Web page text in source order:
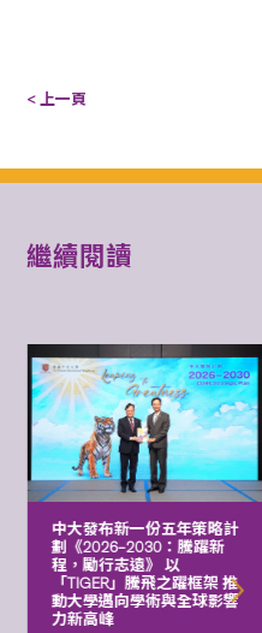
< 上一頁
繼續閱讀
中大發布新一份五年策略計
劃《2026‒2030：騰躍新
程，勵行志遠》 以
「TIGER」騰飛之躍框架 推
動大學邁向學術與全球影響
力新高峰